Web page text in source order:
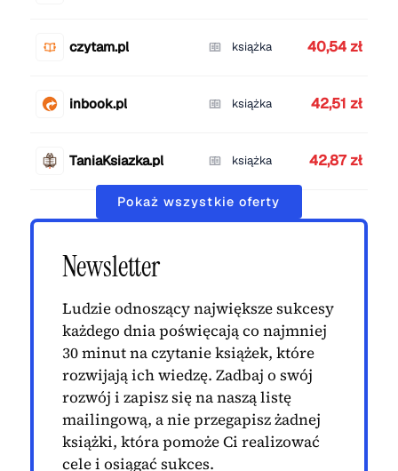
czytam.pl książka 40,54 zł
inbook.pl książka 42,51 zł
TaniaKsiazka.pl książka 42,87 zł
Pokaż wszystkie oferty
Newsletter
Ludzie odnoszący największe sukcesy
każdego dnia poświęcają co najmniej
30 minut na czytanie książek, które
rozwijają ich wiedzę. Zadbaj o swój
rozwój i zapisz się na naszą listę
mailingową, a nie przegapisz żadnej
książki, która pomoże Ci realizować
cele i osiągać sukces.